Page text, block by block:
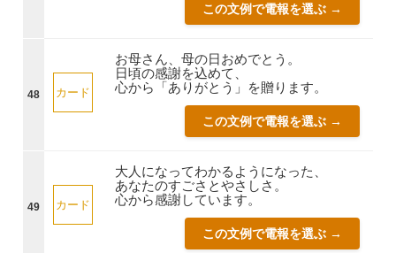
この文例で電報を選ぶ →
48 カード
お母さん、母の日おめでとう。
日頃の感謝を込めて、
心から「ありがとう」を贈ります。
この文例で電報を選ぶ →
49 カード
大人になってわかるようになった、
あなたのすごさとやさしさ。
心から感謝しています。
この文例で電報を選ぶ →